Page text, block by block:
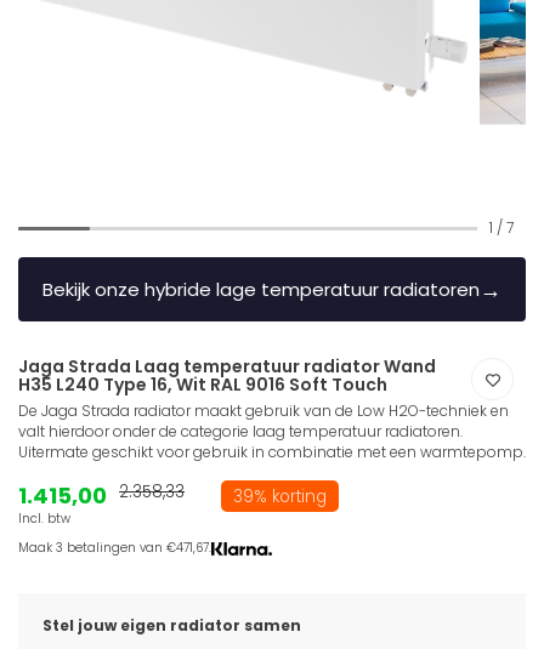
1 / 7
Bekijk onze hybride lage temperatuur radiatoren→
Jaga Strada Laag temperatuur radiator Wand
H35 L240 Type 16, Wit RAL 9016 Soft Touch
De Jaga Strada radiator maakt gebruik van de Low H2O-techniek en
valt hierdoor onder de categorie laag temperatuur radiatoren.
Uitermate geschikt voor gebruik in combinatie met een warmtepomp.
1.415,00
Incl. btw
2.358,33 39% korting
Maak 3 betalingen van €471,67.
Stel jouw eigen radiator samen